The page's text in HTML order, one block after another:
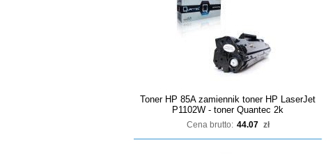
Toner HP 85A zamiennik toner HP LaserJet
P1102W - toner Quantec 2k
Cena brutto: 44.07 zł